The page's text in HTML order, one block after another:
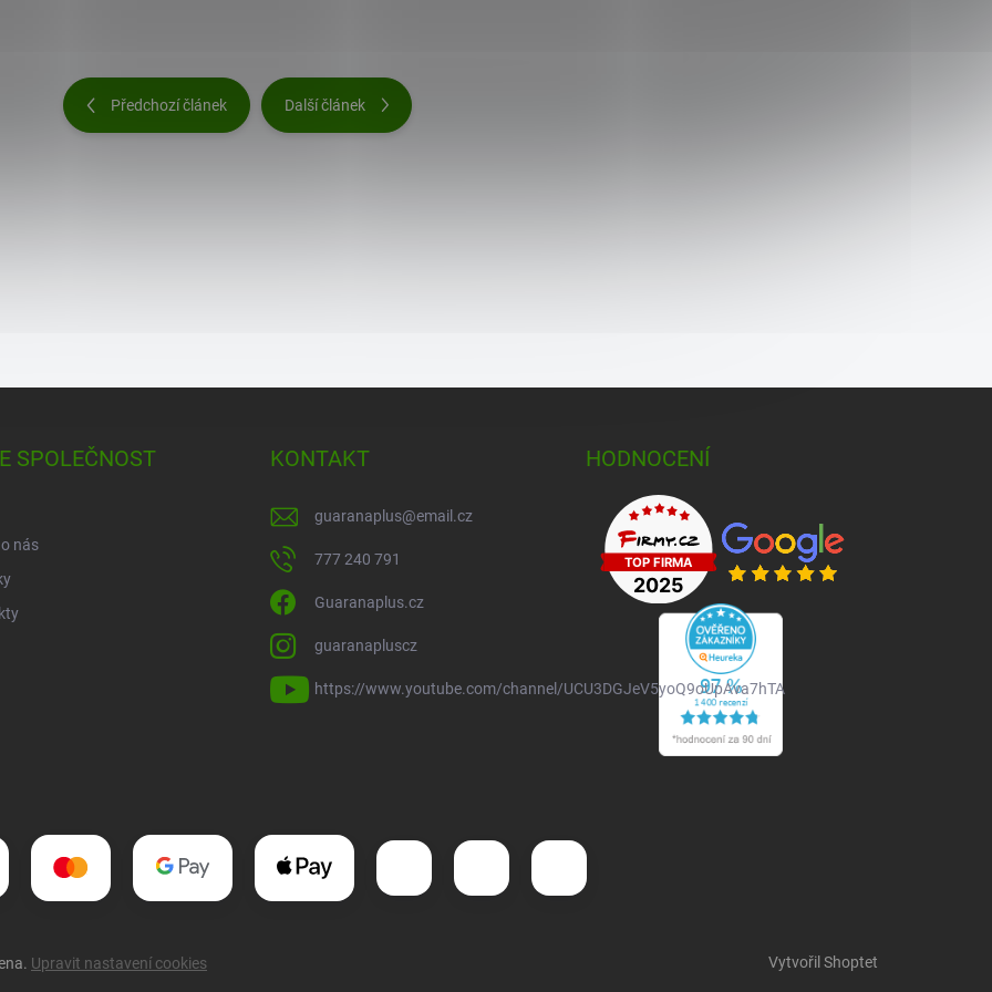
Předchozí článek Další článek
SPOLEČNOST
nás
KONTAKT
guaranaplus@email.cz
777 240 791
Guaranaplus.cz
guaranapluscz
https://www.youtube.com/channel/UCU3DGJeV5yoQ9oUpAva7hTA
HODNOCENÍ
Vytvořil Shoptet
Upravit nastavení cookies